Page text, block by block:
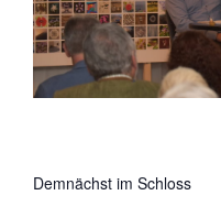
Demnächst im Schloss